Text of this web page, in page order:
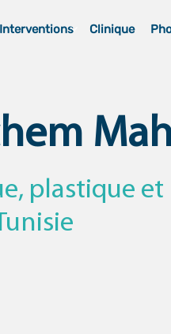
Interventions Clinique
plastique et